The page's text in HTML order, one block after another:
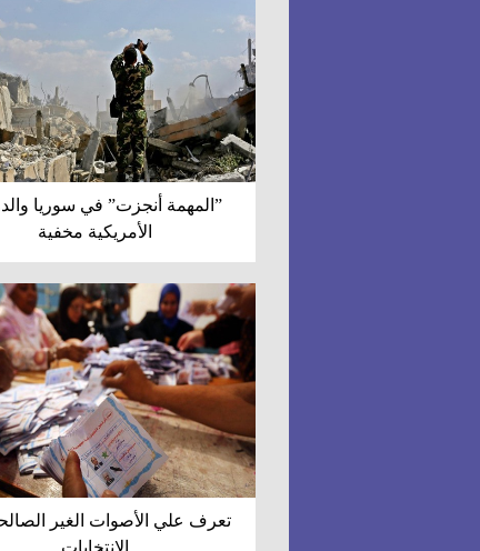
”المهمة أنجزت” في سوريا
الأمريكية مخفية
تعرف علي الأصوات الغير
الانتخابات